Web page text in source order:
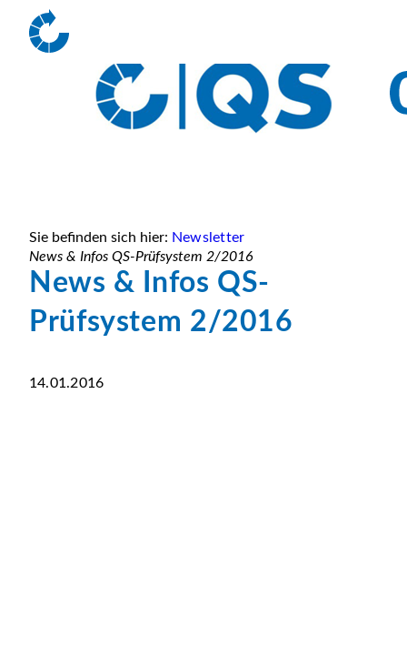
Sie befinden sich hier: Newsletter
News & Infos QS-Prüfsystem 2/2016
News & Infos QS-
Prüfsystem 2/2016
14.01.2016